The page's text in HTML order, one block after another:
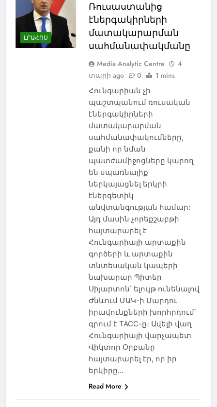
ԼՐԱՀՈՍ
Ռուսաստանից
էներգակիրների
մատակարարման
սահմանափակմանը
Media Analytic Centre
4
տարի ago
0 1 mins
Հունգարիան չի
պաշտպանում ռուսական
էներգակիրների
մատակարարման
սահմանափակումները,
քանի որ նման
պատժամիջոցները կարող
են սպառնալիք
ներկայացնել երկրի
էներգետիկ
անվտանգության համար:
Այդ մասին չորեքշաբթի
հայտարարել է
Հունգարիայի արտաքին
գործերի և արտաքին
տնտեսական կապերի
նախարար Պիտեր
Սիյարտոն՝ ելույթ ունենալով
Ժնևում ՄԱԿ-ի Մարդու
իրավունքների խորհրդում՝
գրում է ТАСС-ը։ Ավելի վաղ
Հունգարիայի վարչապետ
Վիկտոր Օրբանը
հայտարարել էր, որ իր
երկիրը…
Read More